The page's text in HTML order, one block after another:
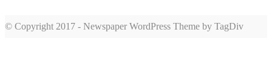
© Copyright 2017 - Newspaper WordPress Theme by TagDiv